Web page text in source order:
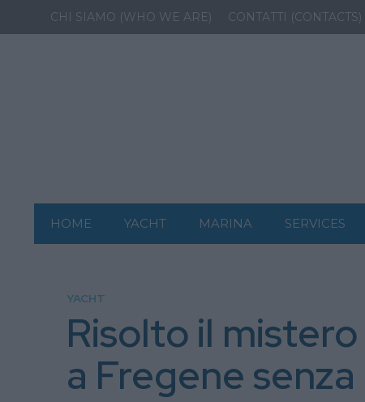
CHI SIAMO (WHO WE ARE) CONTATTI (CONTACTS)
HOME YACHT MARINA SERVICES
YACHT
Risolto il
a Fregene